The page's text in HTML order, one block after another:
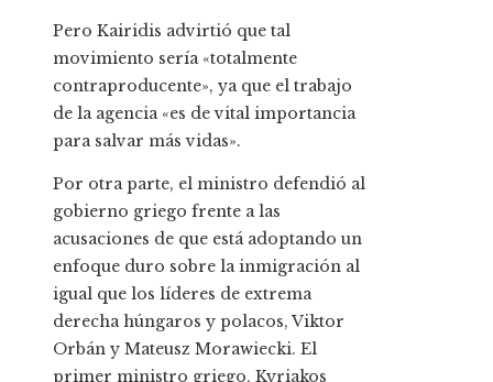
Pero Kairidis advirtió que tal
movimiento sería «totalmente
contraproducente», ya que el trabajo
de la agencia «es de vital importancia
para salvar más vidas».
Por otra parte, el ministro defendió al
gobierno griego frente a las
acusaciones de que está adoptando un
enfoque duro sobre la inmigración al
igual que los líderes de extrema
derecha húngaros y polacos, Viktor
Orbán y Mateusz Morawiecki. El
primer ministro griego, Kyriakos